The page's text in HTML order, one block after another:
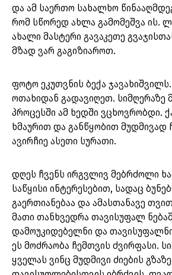
და ამ საერთო სახალხო
რომ სწორედ ახლა გამომეშვა ის.
ახალი მასტერი გავაკეთე
მზად ვარ გაგიზიაროთ.
ფოტო ეკუთვნის ბექა ჯავახიშვილს.
ოთახიდან გადავიღეთ. სიმღერაზე
პროცესში ამ ხედში ვცხოვრობდი.
ხმაურით და განწყობით მუდმივად
ავირჩიე ასეთი სურათი.
დღეს ჩვენს ირგვლივ მებრძოლი
საწყისი ინტერესებით, სადაც
გაერთიანებაა და ამასთანავე
მათი თანხვედრა თავისუფალ
დამოუკიდებელნი და
ეს მოძრაობა ჩემთვის ძვირფასი.
ყველას ვინც მუდმივი ძიების